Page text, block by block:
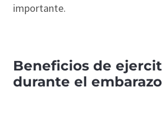
importante.
Beneficios de
durante el